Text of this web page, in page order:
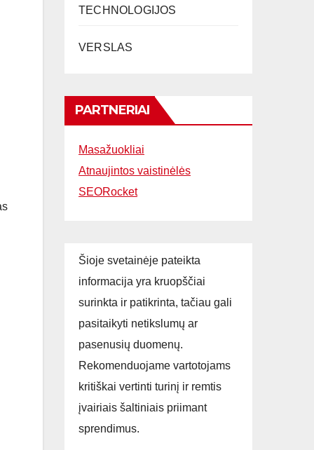
TECHNOLOGIJOS
VERSLAS
PARTNERIAI
Masažuokliai
Atnaujintos vaistinėlės
SEORocket
Šioje svetainėje pateikta
informacija yra kruopščiai
surinkta ir patikrinta, tačiau gali
pasitaikyti netikslumų ar
pasenusių duomenų.
Rekomenduojame vartotojams
kritiškai vertinti turinį ir remtis
įvairiais šaltiniais priimant
sprendimus.